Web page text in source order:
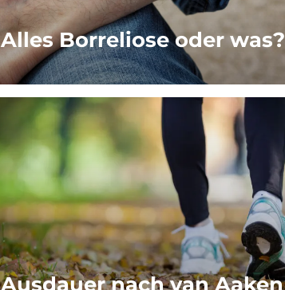
Alles Borreliose oder was?
Ausdauer nach van Aaken